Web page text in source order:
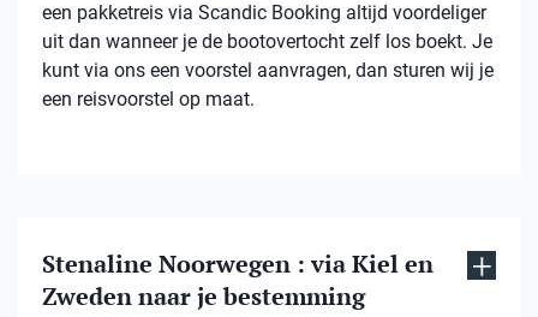
een pakketreis via Scandic Booking altijd voordeliger
uit dan wanneer je de bootovertocht zelf los boekt. Je
kunt via ons een voorstel aanvragen, dan sturen wij je
een reisvoorstel op maat.
Stenaline Noorwegen : via Kiel en
Zweden naar je bestemming